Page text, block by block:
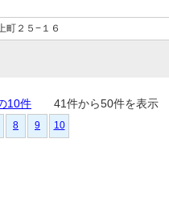
町２５−１６
10件 41件から50件を表
8 9 10